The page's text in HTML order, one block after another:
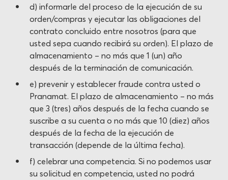
d) informarle del proceso de la ejecución de su
orden/compras y ejecutar las obligaciones del
contrato concluido entre nosotros (para que
usted sepa cuando recibirá su orden). El plazo de
almacenamiento – no más que 1 (un) año
después de la terminación de comunicación.
e) prevenir y establecer fraude contra usted o
Pranamat. El plazo de almacenamiento – no más
que 3 (tres) años después de la fecha cuando se
suscribe a su cuenta o no más que 10 (diez) años
después de la fecha de la ejecución de
transacción (depende de la última fecha).
f) celebrar una competencia. Si no podemos usar
su solicitud en competencia, usted no podrá